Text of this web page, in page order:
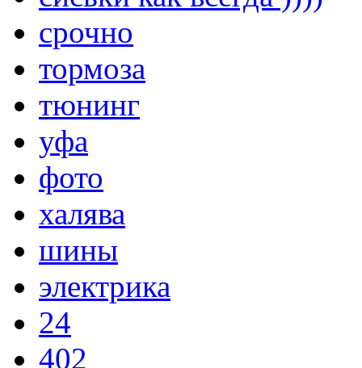
срочно
тормоза
тюнинг
уфа
фото
халява
шины
электрика
24
402